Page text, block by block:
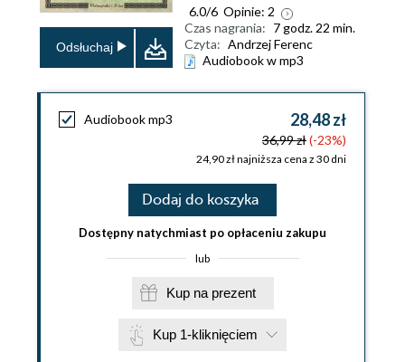
Odsłuchaj
6.0/6 Opinie: 2
Czas nagrania: 7 godz. 22 min.
Czyta: Andrzej Ferenc
Audiobook w mp3
Audiobook mp3 28,48 zł
36,99 zł(-23%)
24,90 zł najniższa cena z 30 dni
Dodaj do koszyka
Dostępny natychmiast po opłaceniu zakupu
lub
Kup na prezent
Kup 1-kliknięciem